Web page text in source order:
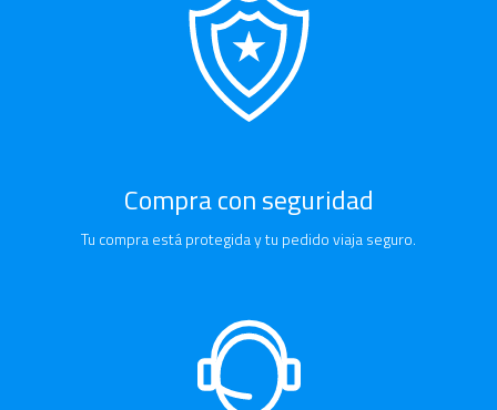
Compra con seguridad
Tu compra está protegida y tu pedido viaja seguro.